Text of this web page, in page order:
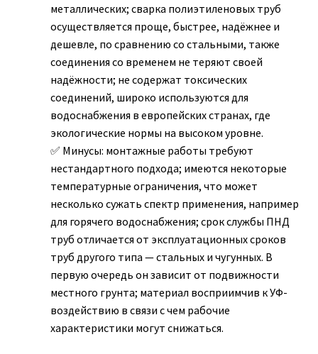
металлических; сварка полиэтиленовых труб
осуществляется проще, быстрее, надёжнее и
дешевле, по сравнению со стальными, также
соединения со временем не теряют своей
надёжности; не содержат токсических
соединений, широко используются для
водоснабжения в европейских странах, где
экологические нормы на высоком уровне.
Минусы: монтажные работы требуют
нестандартного подхода; имеются некоторые
температурные ограничения, что может
несколько сужать спектр применения, например
для горячего водоснабжения; срок службы ПНД
труб отличается от эксплуатационных сроков
труб другого типа — стальных и чугунных. В
первую очередь он зависит от подвижности
местного грунта; материал восприимчив к УФ-
воздействию в связи с чем рабочие
характеристики могут снижаться.